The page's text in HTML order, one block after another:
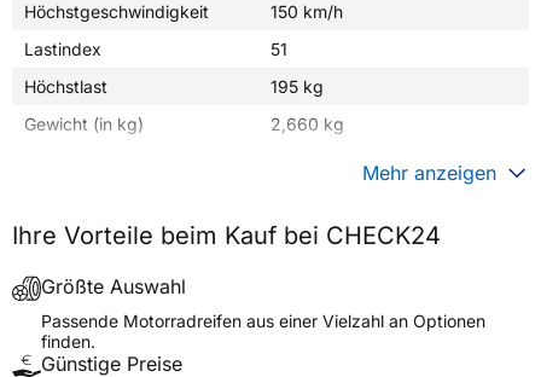
Höchstgeschwindigkeit
150 km/h
Lastindex
51
Höchstlast
195 kg
Gewicht (in kg)
2,660 kg
Verwendung
Sommerreifen
Modellname
Reifenposition
Front/Rear
Motorradtyp
Mehr anzeigen
Ihre Vorteile beim Kauf bei CHECK24
Größte Auswahl
Passende Motorradreifen aus einer Vielzahl an Optionen
finden.
Günstige Preise